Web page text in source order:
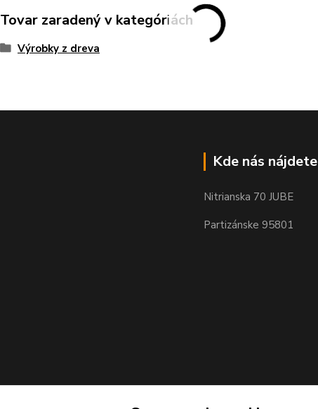
Tovar zaradený v kategóriách
Výrobky z dreva
Kde nás nájdete
Nitrianska 70 JUBE
Partizánske 95801